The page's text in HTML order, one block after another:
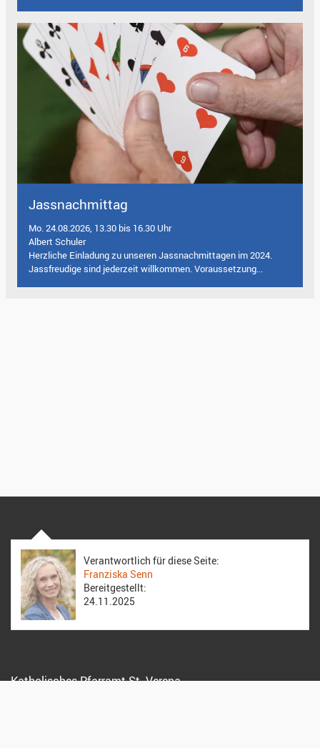
Jassnachmittag
Mo. 24.08.2026, 13.30 bis 16.30 Uhr
Albert Schuler
Herzliche Einladung zu unseren Jassnachmittagen im 2024.
Jassfreudige sind jederzeit willkommen. Voraussetzung...
Katholisches Pfarramt St. Verena
Verantwortlich für diese Seite:
Franziska Senn
Bereitgestellt:
24.11.2025